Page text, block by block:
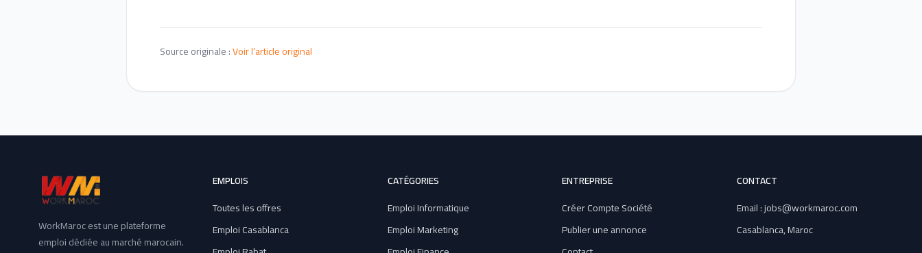
Source originale :Voir l’article original
WorkMaroc est une plateforme
emploi dédiée au marché marocain.
EMPLOIS
Toutes les offres
Emploi Casablanca
CATÉGORIES
Emploi Informatique
Emploi Marketing
ENTREPRISE
Créer Compte Société
Publier une annonce
CONTACT
Email : jobs@workmaroc.com
Casablanca, Maroc